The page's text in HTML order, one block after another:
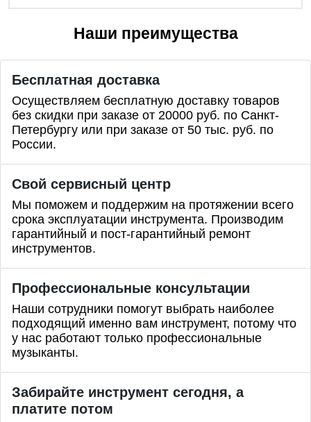
Наши преимущества
Бесплатная доставка
Осуществляем бесплатную доставку товаров
без скидки при заказе от 20000 руб. по Санкт-
Петербургу или при заказе от 50 тыс. руб. по
России.
Свой сервисный центр
Мы поможем и поддержим на протяжении всего
срока эксплуатации инструмента. Производим
гарантийный и пост-гарантийный ремонт
инструментов.
Профессиональные консультации
Наши сотрудники помогут выбрать наиболее
подходящий именно вам инструмент, потому что
у нас работают только профессиональные
музыканты.
Забирайте инструмент сегодня, а
платите потом